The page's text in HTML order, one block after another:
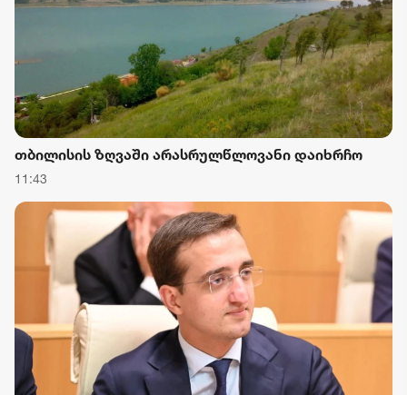
თბილისის ზღვაში არასრულწლოვანი დაიხრჩო
11:43